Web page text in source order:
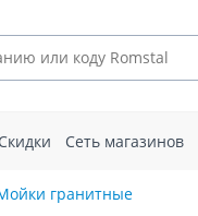
Скидки Сеть магазинов
гранитные